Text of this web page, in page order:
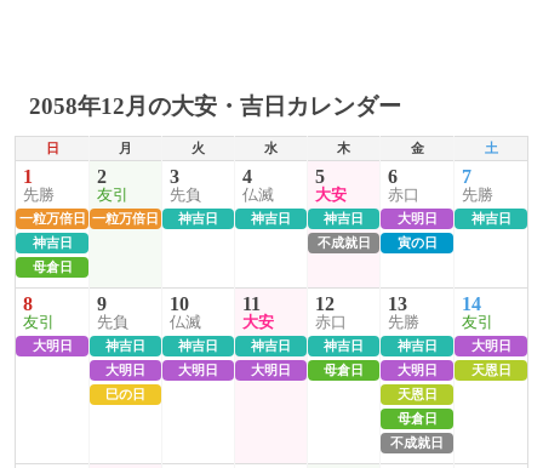
2058年12月の大安・吉日カレンダー
日 月 火 水 木 金 土
1
先勝
一粒万倍日
神吉日
母倉日
2
友引
一粒万倍日
3
先負
神吉日
4
仏滅
神吉日
5
大安
神吉日
不成就日
6
赤口
大明日
寅の日
7
先勝
神吉日
8
友引
大明日
9
先負
神吉日
大明日
巳の日
10
仏滅
神吉日
大明日
11
大安
神吉日
大明日
12
赤口
神吉日
母倉日
13
先勝
神吉日
大明日
天恩日
母倉日
不成就日
14
友引
大明日
天恩日